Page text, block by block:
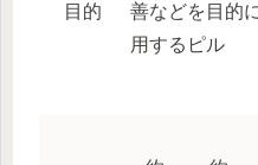
目的
善などを目的
用するピル